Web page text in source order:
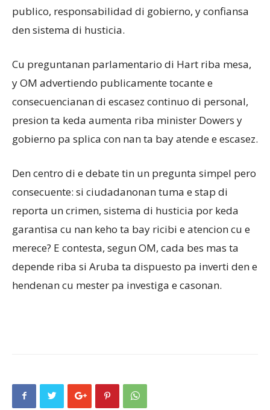
publico, responsabilidad di gobierno, y confiansa
den sistema di husticia.
Cu preguntanan parlamentario di Hart riba mesa,
y OM advertiendo publicamente tocante e
consecuencianan di escasez continuo di personal,
presion ta keda aumenta riba minister Dowers y
gobierno pa splica con nan ta bay atende e escasez.
Den centro di e debate tin un pregunta simpel pero
consecuente: si ciudadanonan tuma e stap di
reporta un crimen, sistema di husticia por keda
garantisa cu nan keho ta bay ricibi e atencion cu e
merece? E contesta, segun OM, cada bes mas ta
depende riba si Aruba ta dispuesto pa inverti den e
hendenan cu mester pa investiga e casonan.